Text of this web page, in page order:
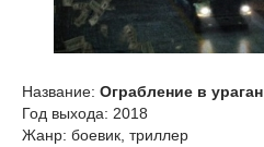
Название: Ограбление в ураган
Год выхода: 2018
Жанр: боевик, триллер